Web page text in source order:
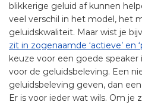
blikkerige geluid af kunnen
veel verschil in het model, het
geluidskwaliteit. Maar wist je
zit in zogenaamde ‘actieve’ en
keuze voor een goede speaker
voor de geluidsbeleving. Een
geluidsbeleving geven, dan
Er is voor ieder wat wils. Om